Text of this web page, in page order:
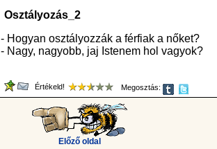
Osztályozás_2
- Hogyan osztályozzák a férfiak a nőket?
- Nagy, nagyobb, jaj Istenem hol vagyok?
Értékeld! Megosztás:
Előző oldal